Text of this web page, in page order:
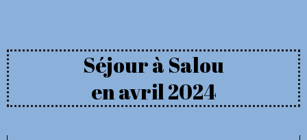
Séjour à Salou
en avril 2024